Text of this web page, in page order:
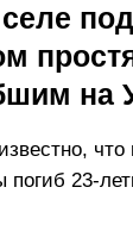
под
на
погиб 23-